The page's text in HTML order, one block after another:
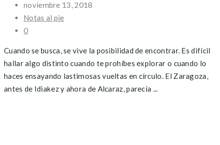
noviembre 13, 2018
Notas al pie
0
Cuando se busca, se vive la posibilidad de encontrar. Es difícil
hallar algo distinto cuando te prohíbes explorar o cuando lo
haces ensayando lastimosas vueltas en círculo. El Zaragoza,
antes de Idiakez y ahora de Alcaraz, parecía ...